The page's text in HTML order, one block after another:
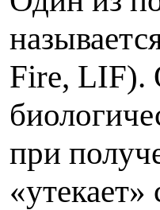
Fire, LIF).
при